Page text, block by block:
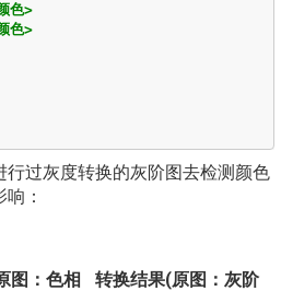
色>
色>
过灰度转换的灰阶图去检测颜色
：
图：色相
转换结果(原图：灰阶